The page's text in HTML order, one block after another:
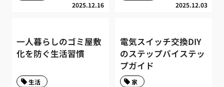
2025.12.16 2025.12.03
一人暮らしのゴミ屋敷
化を防ぐ生活習慣
生活
電気スイッチ交換DIY
のステップバイステッ
プガイド
家